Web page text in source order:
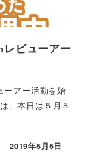
レビューアー
ーアー活動を始
、本日は５月５
2019年5月5日